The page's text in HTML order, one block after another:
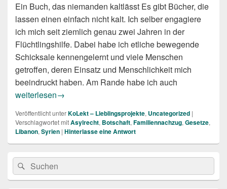
Ein Buch, das niemanden kaltlässt Es gibt Bücher, die
lassen einen einfach nicht kalt. Ich selber engagiere
ich mich seit ziemlich genau zwei Jahren in der
Flüchtlingshilfe. Dabei habe ich etliche bewegende
Schicksale kennengelernt und viele Menschen
getroffen, deren Einsatz und Menschlichkeit mich
beeindruckt haben. Am Rande habe ich auch
Biggi Mestmäcker: Umweg Jakarta (KoLekt –
weiterlesen→
Veröffentlicht unterKoLekt – Lieblingsprojekte, Uncategorized |
Verschlagwortet mitAsylrecht, Botschaft, Familiennachzug, Gesetze,
Libanon, Syrien | Hinterlasse eine Antwort
Primärer
Seitenleisten
Widget-
Bereich
Suche
nach:
Suchen